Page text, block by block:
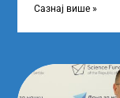
Министарства
Сазнај више »